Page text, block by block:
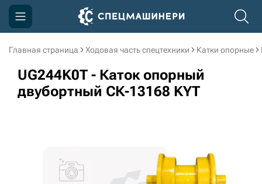
Главная страница Ходовая часть спецтехники Катки опорные
UG244K0T - Каток опорный
двубортный СК-13168 KYT
Компания
Акции
3D тур по производству